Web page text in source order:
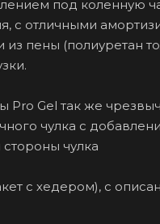
под коленную
с отличными
из пены (полиуретан
Pro Gel так же
чулка с
чулка
с хедером), с